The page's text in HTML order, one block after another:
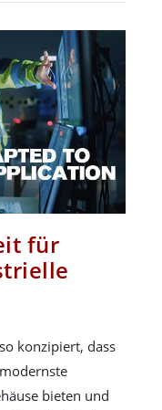
für
konzipiert, dass
bieten und